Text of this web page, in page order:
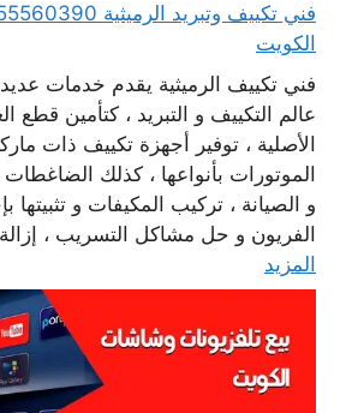
الكويت
فني تكييف الرميثية يقدم خدمات
عالم التكييف و التبريد ، كتأمين قطع
الأصلية ، توفير أجهزة تكييف ذات
الموتورات بأنواعها ، كذلك
و الصيانة ، تركيب المكيفات و تثبيتها
الفريون و حل مشاكل التسريب ،
المزيد